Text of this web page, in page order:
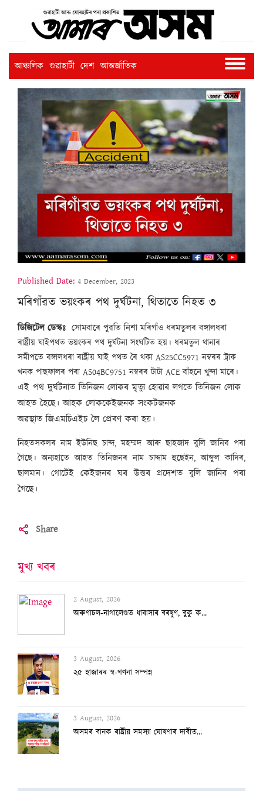
আঞ্চলিক গুৱাহাটী দেশ আন্তৰ্জাতিক
Published Date: 4 December, 2023
মৰিগাঁৱত ভয়ংকৰ পথ দুৰ্ঘটনা, থিতাতে নিহত ৩
ডিজিটেল ডেস্কঃ সোমবাৰে পুৱতি নিশা মৰিগাঁও ধৰমতুলৰ বঙ্গালধৰা
ৰাষ্ট্ৰীয় ঘাইপথত ভয়ংকৰ পথ দুৰ্ঘটনা সংঘটিত হয়। ধৰমতুল থানাৰ
সমীপতে বঙ্গালধৰা ৰাষ্ট্ৰীয় ঘাই পথত ৰৈ থকা AS25CC5971 নম্বৰৰ ট্ৰাক
খনক পাছফালৰ পৰা AS04BC9751 নম্বৰৰ টাটা ACE বাঁহনে খুন্দা মাৰে।
এই পথ দুৰ্ঘটনাত তিনিজন লোকৰ মৃত্যু হোৱাৰ লগতে তিনিজন লোক
আহত হৈছে। আহক লোককেইজনক সংকটজনক
অৱস্থাত জিএমচিএইচ লৈ প্ৰেৰণ কৰা হয়।
নিহতসকলৰ নাম ইউনিছ চান্দ, মহম্মদ আৰু ছাহজাদ বুলি জানিব পৰা
গৈছে। অন্যহাতে আহত তিনিজনৰ নাম চাদ্দাম হুছেইন, আব্দুল কাদিৰ,
ছালমান। গোটেই কেইজনৰ ঘৰ উত্তৰ প্ৰদেশত বুলি জানিব পৰা
গৈছে।
Share
মুখ্য খবৰ
2 August, 2026
অৰুণাচল-নাগালেণ্ডত ধাৰাসাৰ বৰষুণ, বুকু ক...
3 August, 2026
২৫ হাজাৰৰ স্ব-গণনা সম্পন্ন
3 August, 2026
অসমৰ বানক ৰাষ্ট্ৰীয় সমস্যা ঘোষণাৰ দাবীত...